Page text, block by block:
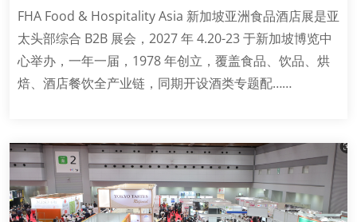
FHA Food & Hospitality Asia 新加坡亚洲食品酒店展是亚
太头部综合 B2B 展会，2027 年 4.20-23 于新加坡博览中
心举办，一年一届，1978 年创立，覆盖食品、饮品、烘
焙、酒店餐饮全产业链，同期开设酒类专题配……